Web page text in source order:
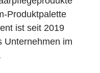
Produktpalette
ist seit 2019
Unternehmen im